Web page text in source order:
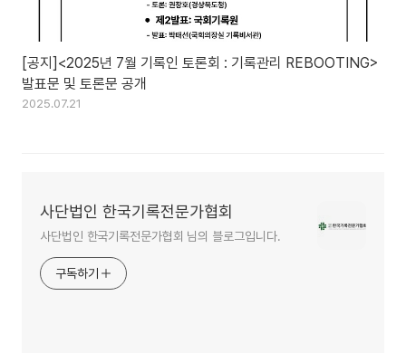
[공지]<2025년 7월 기록인 토론회 : 기록관리 REBOOTING>
발표문 및 토론문 공개
2025.07.21
사단법인 한국기록전문가협회
사단법인 한국기록전문가협회 님의 블로그입니다.
구독하기